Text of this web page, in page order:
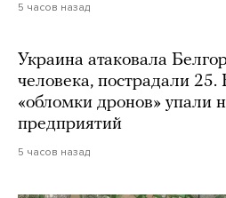
5 часов назад
Украина атаковала
человека, пострадали
«обломки дронов» упали
предприятий
5 часов назад